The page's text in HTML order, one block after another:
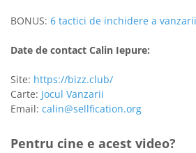
BONUS: 6 tactici de inchidere a vanzarii
Date de contact Calin Iepure:
Site: https://bizz.club/
Carte: Jocul Vanzarii
Email: calin@sellfication.org
Pentru cine e acest video?